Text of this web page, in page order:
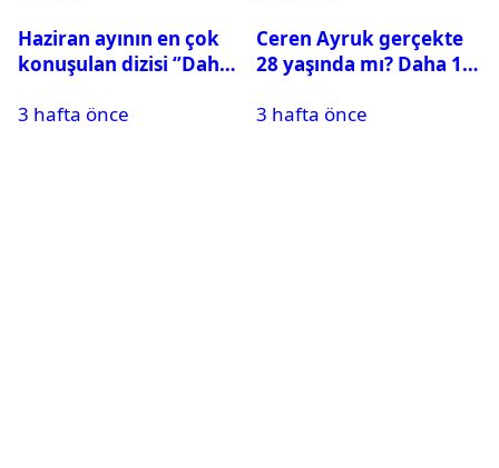
Haziran ayının en çok
konuşulan dizisi ‘’Daha
3 hafta önce
Ceren Ayruk gerçekte
28 yaşında mı? Daha 17
3 hafta önce